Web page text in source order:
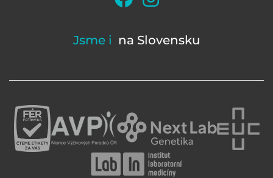
Jsme i na Slovensku